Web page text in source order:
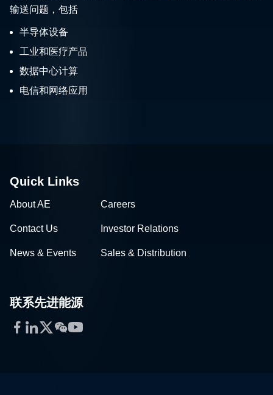
输送问题，包括
半导体设备
工业和医疗产品
数据中心计算
电信和网络应用
Quick Links
About AE Careers
Contact Us Investor Relations
News & Events Sales & Distribution
联系先进能源
Facebook
LinkedIn
Twitter
WeChat
YouTube